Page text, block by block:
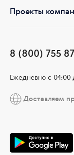
Проекты
8 (800) 755
Ежедневно c 04:00
Доставляем